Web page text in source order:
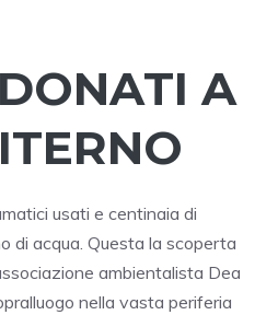
A
usati e centinaia di
di acqua. Questa la scoperta
ambientalista Dea
nella vasta periferia